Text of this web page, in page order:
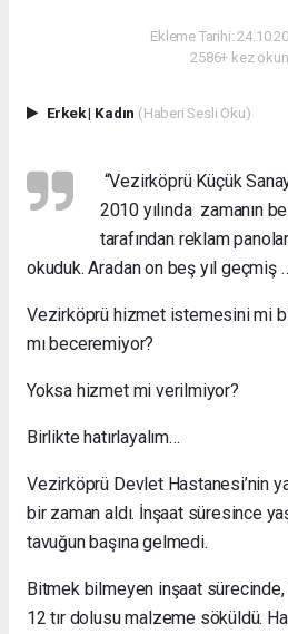
Ekleme Tarihi:
2586+ kez
Erkek| Kadın (Haberi Sesli Oku)
“Vezirköprü Küçük
2010 yılında zamanın
tarafından reklam
okuduk. Aradan on beş yıl geçmiş
Vezirköprü hizmet istemesini mi
mı beceremiyor?
Yoksa hizmet mi verilmiyor?
Birlikte hatırlayalım…
Vezirköprü Devlet Hastanesi’nin
bir zaman aldı. İnşaat süresince
tavuğun başına gelmedi.
Bitmek bilmeyen inşaat
12 tır dolusu malzeme söküldü.